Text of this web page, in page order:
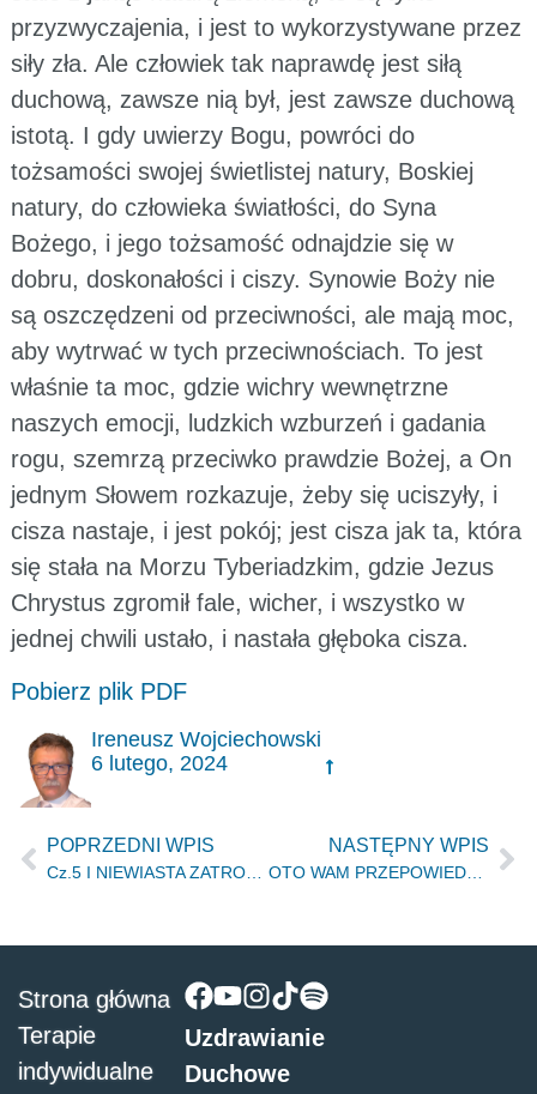
przyzwyczajenia, i jest to wykorzystywane przez
siły zła. Ale człowiek tak naprawdę jest siłą
duchową, zawsze nią był, jest zawsze duchową
istotą. I gdy uwierzy Bogu, powróci do
tożsamości swojej świetlistej natury, Boskiej
natury, do człowieka światłości, do Syna
Bożego, i jego tożsamość odnajdzie się w
dobru, doskonałości i ciszy. Synowie Boży nie
są oszczędzeni od przeciwności, ale mają moc,
aby wytrwać w tych przeciwnościach. To jest
właśnie ta moc, gdzie wichry wewnętrzne
naszych emocji, ludzkich wzburzeń i gadania
rogu, szemrzą przeciwko prawdzie Bożej, a On
jednym Słowem rozkazuje, żeby się uciszyły, i
cisza nastaje, i jest pokój; jest cisza jak ta, która
się stała na Morzu Tyberiadzkim, gdzie Jezus
Chrystus zgromił fale, wicher, i wszystko w
jednej chwili ustało, i nastała głęboka cisza.
Pobierz plik PDF
Ireneusz Wojciechowski
6 lutego, 2024
POPRZEDNI WPIS
Cz.5 I NIEWIASTA ZATROSZCZY SIĘ O MĘŻA JR 31.22
NASTĘPNY WPIS
OTO WAM PRZEPOWIEDZIAŁEM Mt 24.25 – PONIKWA , marzec 2024
Uzdrawianie
Duchowe
Strona główna
Terapie
indywidualne